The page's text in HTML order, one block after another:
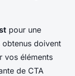
pour une
obtenus doivent
vos éléments
de CTA